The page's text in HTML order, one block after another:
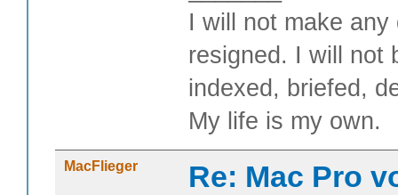
I will not make
resigned. I will not
indexed, briefed,
My life is my own.
MacFlieger Re: Mac Pro